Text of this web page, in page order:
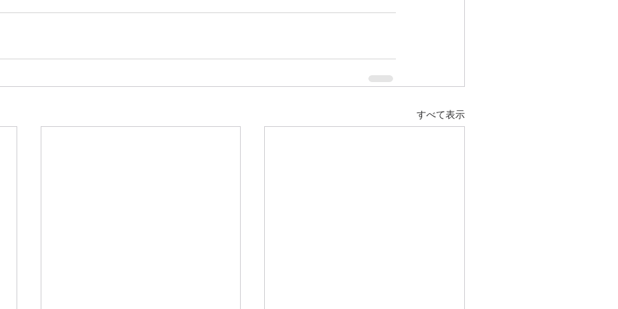
すべて表示